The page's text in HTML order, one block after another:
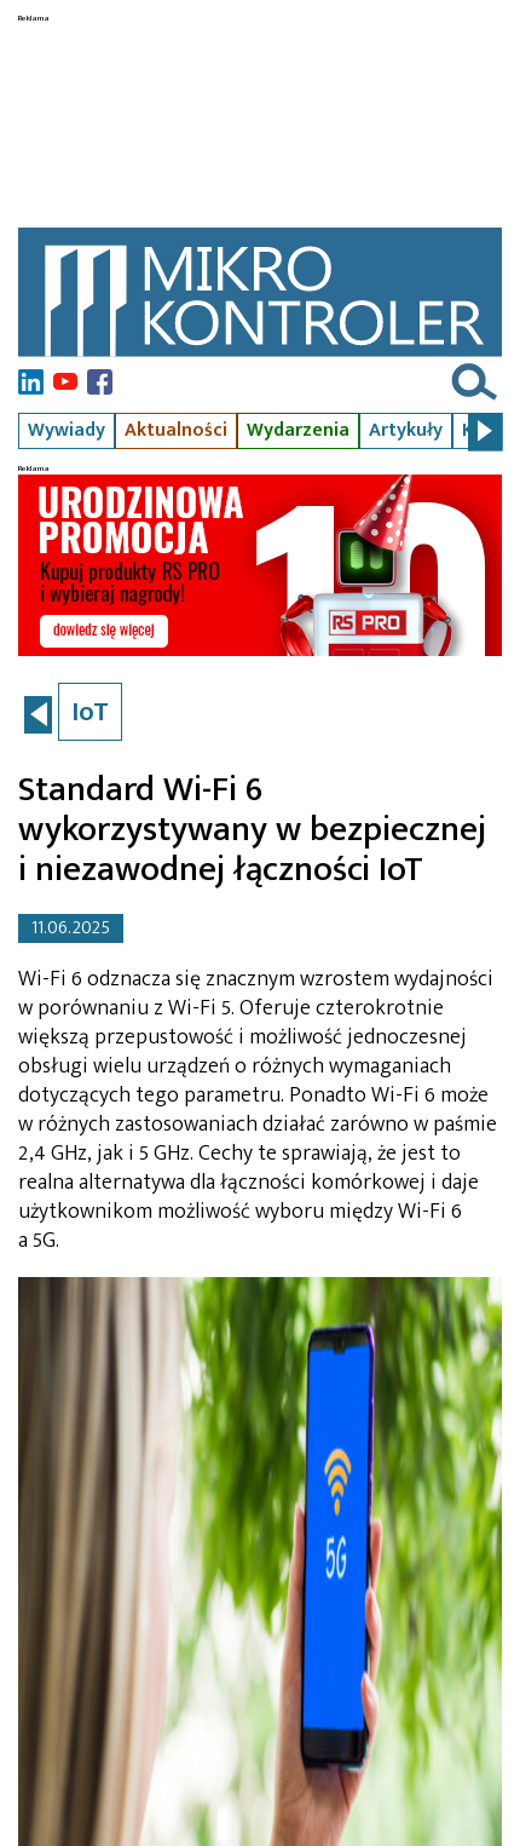
Wywiady Aktualności Wydarzenia Artykuły Kursy
IoT
Standard Wi-Fi 6
wykorzystywany w bezpiecznej
i niezawodnej łączności IoT
11.06.2025
Wi-Fi 6 odznacza się znacznym wzrostem wydajności
w porównaniu z Wi-Fi 5. Oferuje czterokrotnie
większą przepustowość i możliwość jednoczesnej
obsługi wielu urządzeń o różnych wymaganiach
dotyczących tego parametru. Ponadto Wi-Fi 6 może
w różnych zastosowaniach działać zarówno w paśmie
2,4 GHz, jak i 5 GHz. Cechy te sprawiają, że jest to
realna alternatywa dla łączności komórkowej i daje
użytkownikom możliwość wyboru między Wi-Fi 6
a 5G.